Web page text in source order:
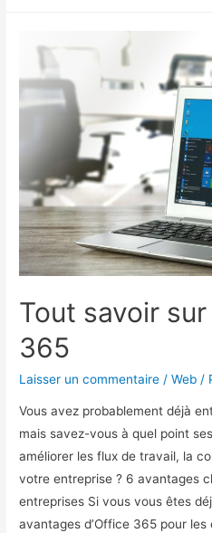
Cloud
Lausanne?
Tout savoir
365
Laisser un commentaire /Web /
Vous avez probablement déjà
mais savez-vous à quel point
améliorer les flux de travail, la
votre entreprise ? 6 avantages
entreprises Si vous vous êtes
avantages d’Office 365 pour